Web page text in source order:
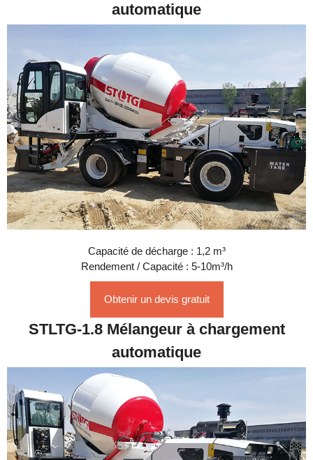
automatique
Capacité de décharge : 1,2 m³
Rendement / Capacité : 5-10m³/h
Obtenir un devis gratuit
STLTG-1.8 Mélangeur à chargement
automatique